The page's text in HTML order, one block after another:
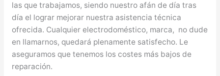
las que trabajamos, siendo nuestro afán de día tras
día el lograr mejorar nuestra asistencia técnica
ofrecida. Cualquier electrodoméstico, marca, no dude
en llamarnos, quedará plenamente satisfecho. Le
aseguramos que tenemos los costes más bajos de
reparación.